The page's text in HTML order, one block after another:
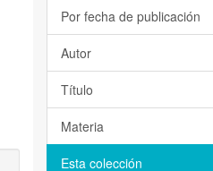
Por fecha de publicación
Autor
Título
Materia
Esta colección